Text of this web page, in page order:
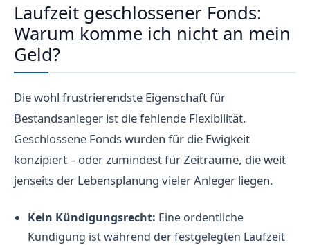
Laufzeit geschlossener Fonds:
Warum komme ich nicht an mein
Geld?
Die wohl frustrierendste Eigenschaft für
Bestandsanleger ist die fehlende Flexibilität.
Geschlossene Fonds wurden für die Ewigkeit
konzipiert – oder zumindest für Zeiträume, die weit
jenseits der Lebensplanung vieler Anleger liegen.
Kein Kündigungsrecht: Eine ordentliche
Kündigung ist während der festgelegten Laufzeit